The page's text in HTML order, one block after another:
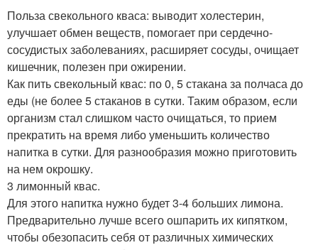
Польза свекольного кваса: выводит холестерин,
улучшает обмен веществ, помогает при сердечно-
сосудистых заболеваниях, расширяет сосуды, очищает
кишечник, полезен при ожирении.
Как пить свекольный квас: по 0, 5 стакана за полчаса до
еды (не более 5 стаканов в сутки. Таким образом, если
организм стал слишком часто очищаться, то прием
прекратить на время либо уменьшить количество
напитка в сутки. Для разнообразия можно приготовить
на нем окрошку.
3 лимонный квас.
Для этого напитка нужно будет 3-4 больших лимона.
Предварительно лучше всего ошпарить их кипятком,
чтобы обезопасить себя от различных химических